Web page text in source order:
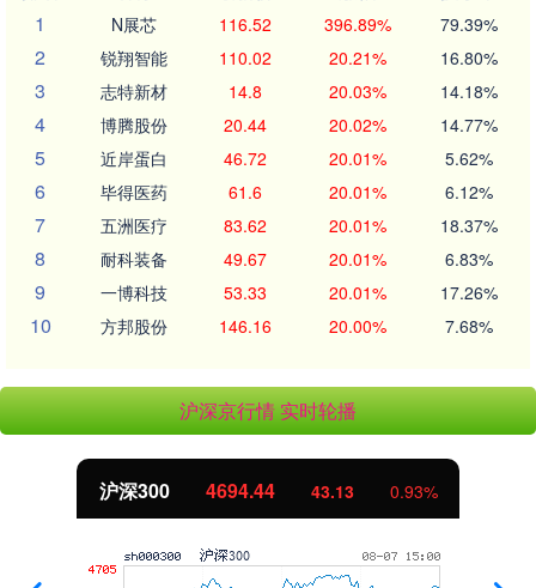
1
N展芯 116.52 396.89% 79.39%
2 锐翔智能 110.02 20.21% 16.80%
3 志特新材 14.8 20.03% 14.18%
4 博腾股份 20.44 20.02% 14.77%
5 近岸蛋白 46.72 20.01% 5.62%
6 毕得医药 61.6 20.01% 6.12%
7 五洲医疗 83.62 20.01% 18.37%
8 耐科装备 49.67 20.01% 6.83%
9 一博科技 53.33 20.01% 17.26%
10 方邦股份 146.16 20.00% 7.68%
沪深京行情 实时轮播
43.13 0.93% 北证50